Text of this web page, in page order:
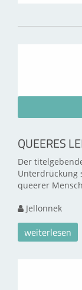
QUEERES
Der
Unterdrückung
queerer
Jellonnek
weiterlesen